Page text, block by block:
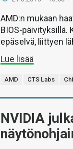
AMD:n mukaan
BIOS-päivityksillä.
epäselvä, liittyen
Lue lisää
AMD CTS Labs
NVIDIA